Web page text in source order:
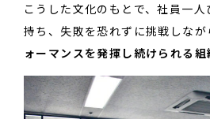
こうした文化のもとで、社員一
持ち、失敗を恐れずに挑戦しなが
ォーマンスを発揮し続けられる組